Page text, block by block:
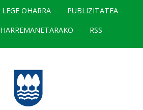
LEGE OHARRA
PUBLIZITATEA
HARREMANETARAKO RSS